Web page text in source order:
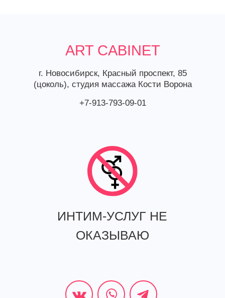
ART CABINET
г. Новосибирск, Красный проспект, 85
(цоколь), студия массажа Кости Ворона
+7-913-793-09-01
ИНТИМ-УСЛУГ НЕ
ОКАЗЫВАЮ